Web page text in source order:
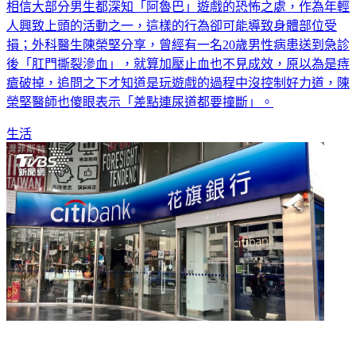
相信大部分男生都深知「阿魯巴」遊戲的恐怖之處，作為年輕
人興致上頭的活動之一，這樣的行為卻可能導致身體部位受
損；外科醫生陳榮堅分享，曾經有一名20歲男性病患送到急診
後「肛門撕裂滲血」，就算加壓止血也不見成效，原以為是痔
瘡破掉，追問之下才知道是玩遊戲的過程中沒控制好力道，陳
榮堅醫師也傻眼表示「差點連尿道都要撞斷」。
生活